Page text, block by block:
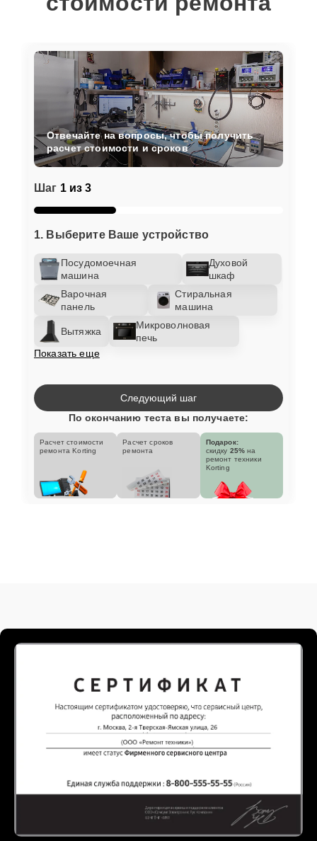
Шаг 1 из 3
1. Выберите Ваше устройство
Посудомоечная
машина
Духовой
шкаф
Варочная
панель
Стиральная
машина
Вытяжка
Микроволновая
печь
Показать еще
Отвечайте на вопросы, чтобы получить
расчет стоимости и сроков
Следующий шаг
По окончанию теста вы получаете:
Расчет стоимости
ремонта Korting
Расчет сроков
ремонта
Подарок:
скидку 25% на
ремонт техники
Korting